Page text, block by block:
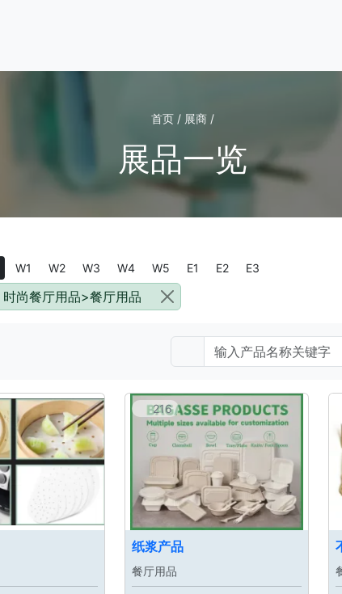
首页 / 展商 /
展品一览
W1 W2 W3 W4 W5 E1 E2 E3
时尚餐厅用品>餐厅用品
216
纸浆产品
餐厅用品